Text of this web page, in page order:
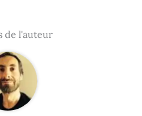
de l'auteur